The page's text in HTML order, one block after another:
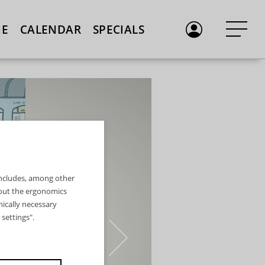
CALENDAR SPECIALS
among other
the ergonomics
necessary